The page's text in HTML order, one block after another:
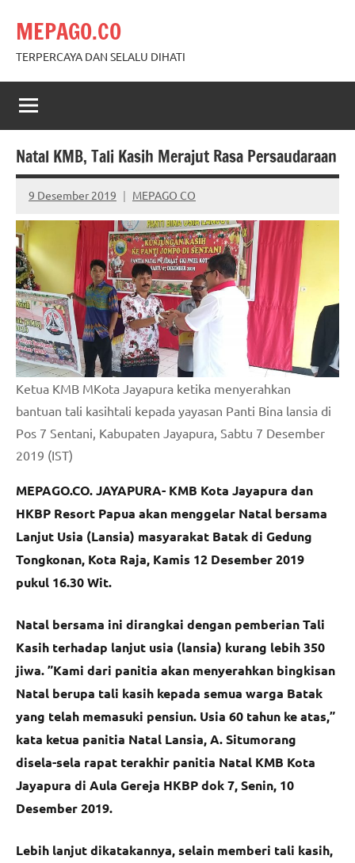
content
MEPAGO.CO
TERPERCAYA DAN SELALU DIHATI
Natal KMB, Tali Kasih Merajut Rasa Persaudaraan
9 Desember 2019 MEPAGO CO
No
comments
Ketua KMB MKota Jayapura ketika menyerahkan
bantuan tali kasihtali kepada yayasan Panti Bina lansia di
Pos 7 Sentani, Kabupaten Jayapura, Sabtu 7 Desember
2019 (IST)
MEPAGO.CO. JAYAPURA- KMB Kota Jayapura dan
HKBP Resort Papua akan menggelar Natal bersama
Lanjut Usia (Lansia) masyarakat Batak di Gedung
Tongkonan, Kota Raja, Kamis 12 Desember 2019
pukul 16.30 Wit.
Natal bersama ini dirangkai dengan pemberian Tali
Kasih terhadap lanjut usia (lansia) kurang lebih 350
jiwa. ”Kami dari panitia akan menyerahkan bingkisan
Natal berupa tali kasih kepada semua warga Batak
yang telah memasuki pensiun. Usia 60 tahun ke atas,”
kata ketua panitia Natal Lansia, A. Situmorang
disela-sela rapat terakhir panitia Natal KMB Kota
Jayapura di Aula Gereja HKBP dok 7, Senin, 10
Desember 2019.
Lebih lanjut dikatakannya, selain memberi tali kasih,